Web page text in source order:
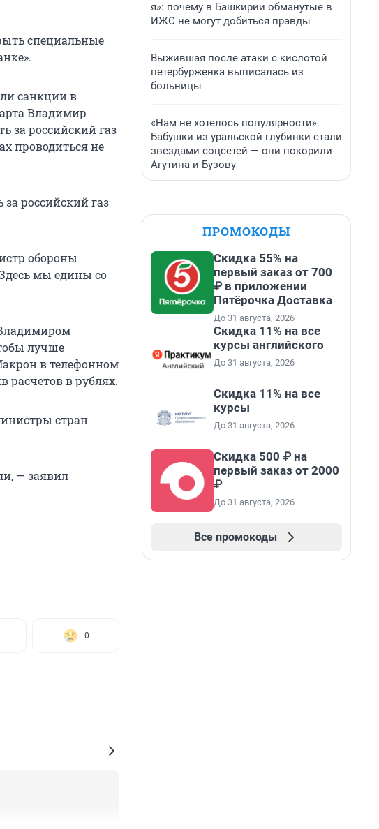
специальные
санкции в
Владимир
за российский газ
проводиться не
российский газ
обороны
мы едины со
лучше
в телефонном
расчетов в рублях.
стран
— заявил
0
я»: почему в Башкирии обманутые в
ИЖС не могут добиться правды
Выжившая после атаки с кислотой
петербурженка выписалась из
больницы
«Нам не хотелось популярности».
Бабушки из уральской глубинки стали
звездами соцсетей — они покорили
Агутина и Бузову
ПРОМОКОДЫ
Скидка 55% на
первый заказ от 700
₽ в приложении
Пятёрочка Доставка
До 31 августа, 2026
Скидка 11% на все
курсы английского
До 31 августа, 2026
Скидка 11% на все
курсы
До 31 августа, 2026
Скидка 500 ₽ на
первый заказ от 2000
₽
До 31 августа, 2026
Все промокоды